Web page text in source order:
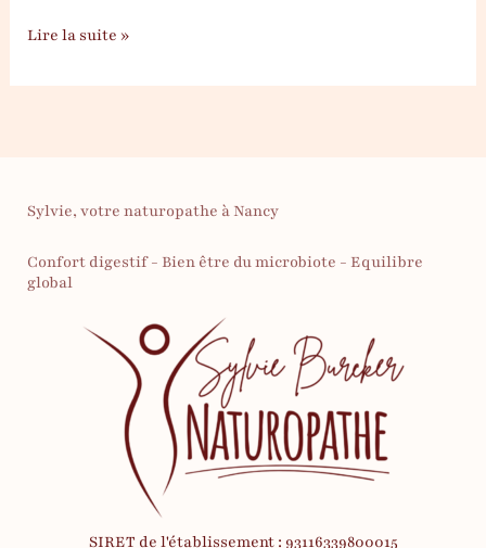
Le
Lire la suite »
Sylvie, votre naturopathe à Nancy
Confort digestif - Bien être du microbiote - Equilibre
global
SIRET de l'établissement : 93116339800015